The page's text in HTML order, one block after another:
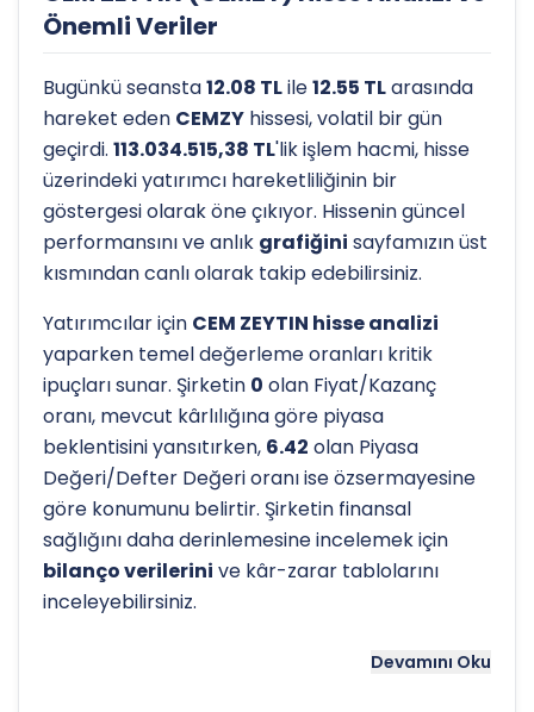
Önemli Veriler
Bugünkü seansta12.08 TLile12.55 TLarasında
hareket eden CEMZY hissesi, volatil bir gün
geçirdi. 113.034.515,38 TL'lik işlem hacmi, hisse
üzerindeki yatırımcı hareketliliğinin bir
göstergesi olarak öne çıkıyor. Hissenin güncel
performansını ve anlık grafiğini sayfamızın üst
kısmından canlı olarak takip edebilirsiniz.
Yatırımcılar için CEM ZEYTIN hisse analizi
yaparken temel değerleme oranları kritik
ipuçları sunar. Şirketin 0 olan Fiyat/Kazanç
oranı, mevcut kârlılığına göre piyasa
beklentisini yansıtırken, 6.42 olan Piyasa
Değeri/Defter Değeri oranı ise özsermayesine
göre konumunu belirtir. Şirketin finansal
sağlığını daha derinlemesine incelemek için
bilanço verilerini ve kâr-zarar tablolarını
inceleyebilirsiniz.
Hissenin uzun vadeli trendini ve potansiyelDevamını Oku